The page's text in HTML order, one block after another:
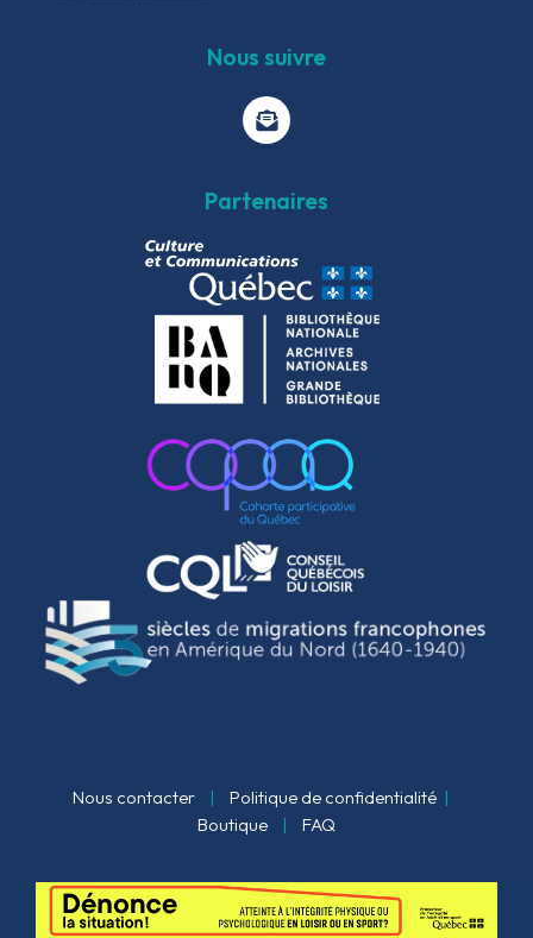
Nous suivre
Partenaires
Nous contacter | Politique de confidentialité |
Boutique
| FAQ